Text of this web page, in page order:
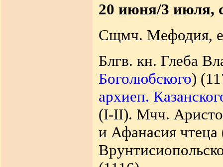
20 июня/3 июля,
Сщмч. Мефодия,
Блгв. кн. Глеба
Боголюбского)
архиеп.
(I-II). Мчч.
и Афанасия